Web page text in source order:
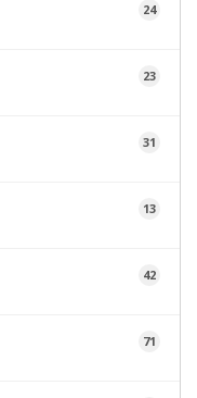
24
23
31
13
42
71